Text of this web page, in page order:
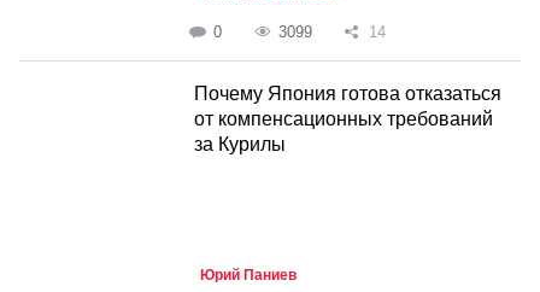
0 3099 14
Почему Япония готова отказаться
от компенсационных требований
за Курилы
Юрий Паниев